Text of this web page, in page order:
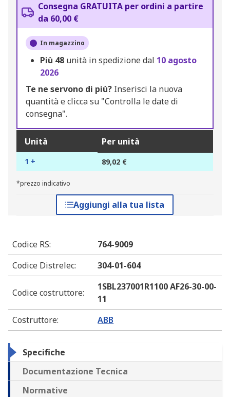
Consegna GRATUITA per ordini a partire
da 60,00 €
In magazzino
Più 48 unità in spedizione dal 10 agosto
2026
Te ne servono di più? Inserisci la nuova
quantità e clicca su "Controlla le date di
consegna".
Unità Per unità
1 + 89,02 €
*prezzo indicativo
Aggiungi alla tua lista
Codice RS:
764-9009
Codice Distrelec: 304-01-604
Codice costruttore:
1SBL237001R1100 AF26-30-00-
11
Costruttore: ABB
Specifiche
Documentazione Tecnica
Normative